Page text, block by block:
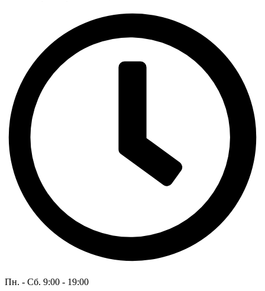
Пн. - Сб. 9:00 - 19:00